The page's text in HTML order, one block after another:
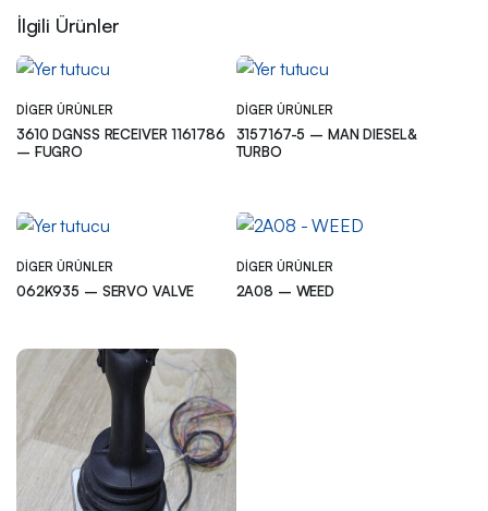
İlgili Ürünler
DIGER ÜRÜNLER
3610 DGNSS RECEIVER 1161786
– FUGRO
DIGER ÜRÜNLER
3157167-5 – MAN DIESEL&
TURBO
DIGER ÜRÜNLER
062K935 – SERVO VALVE
DIGER ÜRÜNLER
2A08 – WEED